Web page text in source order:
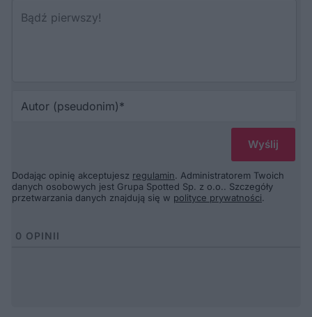
Dodając opinię akceptujesz regulamin. Administratorem Twoich
danych osobowych jest Grupa Spotted Sp. z o.o.. Szczegóły
przetwarzania danych znajdują się w polityce prywatności.
0 OPINII